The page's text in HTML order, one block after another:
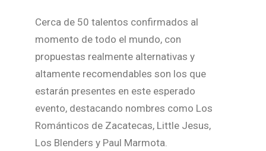
Cerca de 50 talentos confirmados al
momento de todo el mundo, con
propuestas realmente alternativas y
altamente recomendables son los que
estarán presentes en este esperado
evento, destacando nombres como Los
Románticos de Zacatecas, Little Jesus,
Los Blenders y Paul Marmota.